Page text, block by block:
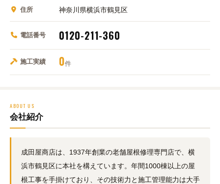
住所 神奈川県横浜市鶴見区
電話番号 0120-211-360
施工実績 0件
ABOUT US
会社紹介
成田屋商店は、1937年創業の老舗屋根修理専門店で、横
浜市鶴見区に本社を構えています。年間1000棟以上の屋
根工事を手掛けており、その技術力と施工管理能力は大手